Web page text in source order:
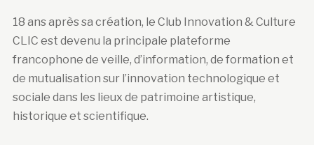
18 ans après sa création, le Club Innovation & Culture
CLIC est devenu la principale plateforme
francophone de veille, d’information, de formation et
de mutualisation sur l’innovation technologique et
sociale dans les lieux de patrimoine artistique,
historique et scientifique.